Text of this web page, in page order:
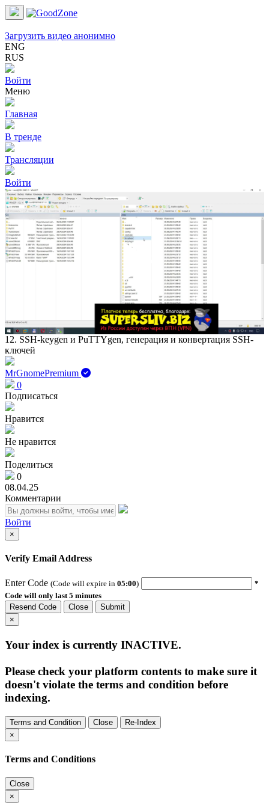
Загрузить видео анонимно
ENG
RUS
Войти
Меню
Главная
В тренде
Трансляции
Войти
Play
12. SSH-keygen и PuTTYgen, генерация и конвертация SSH-
ключей
MrGnomePremium
0
Подписаться
Нравится
Не нравится
Поделиться
0
08.04.25
Комментарии
Войти
×
Verify Email Address
Enter Code (Code will expire in 05:00)
*
Code will only last 5 minutes
Resend Code
Close
Submit
×
Your index is currently INACTIVE.
Please check your platform contents to make sure it
doesn't violate the terms and condition before
indexing.
Terms and Condition Close
Re-Index
×
Terms and Conditions
Close
×